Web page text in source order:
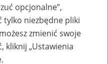
Aktywni 50+
opcjonalne”,
tylko niezbędne pliki
zmienić swoje
kliknij „Ustawienia